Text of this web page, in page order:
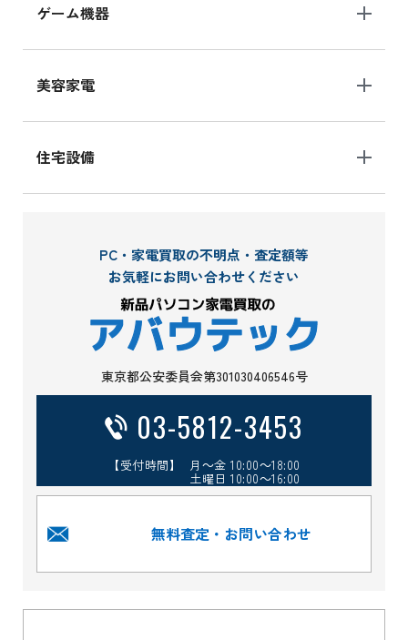
ゲーム機器
美容家電
住宅設備
PC・家電買取の不明点・査定額等
お気軽にお問い合わせください
東京都公安委員会第301030406546号
03-5812-3453
【受付時間】 月～金 10:00～18:00
土曜日 10:00～16:00
無料査定・お問い合わせ